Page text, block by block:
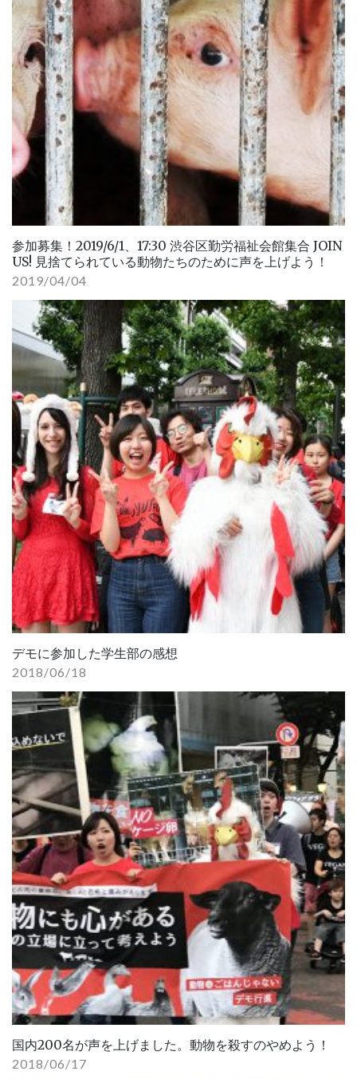
参加募集！2019/6/1、17:30 渋谷区勤労福祉会館集合 JOIN
US! 見捨てられている動物たちのために声を上げよう！
2019/04/04
デモに参加した学生部の感想
2018/06/18
国内200名が声を上げました。動物を殺すのやめよう！
2018/06/17